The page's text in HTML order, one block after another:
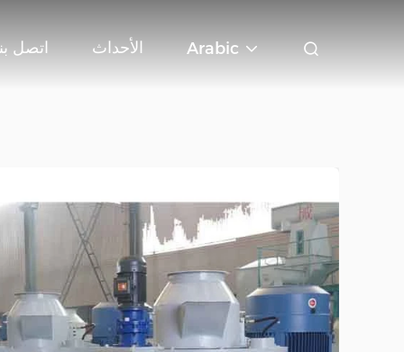
اتصل الأحداث Arabic